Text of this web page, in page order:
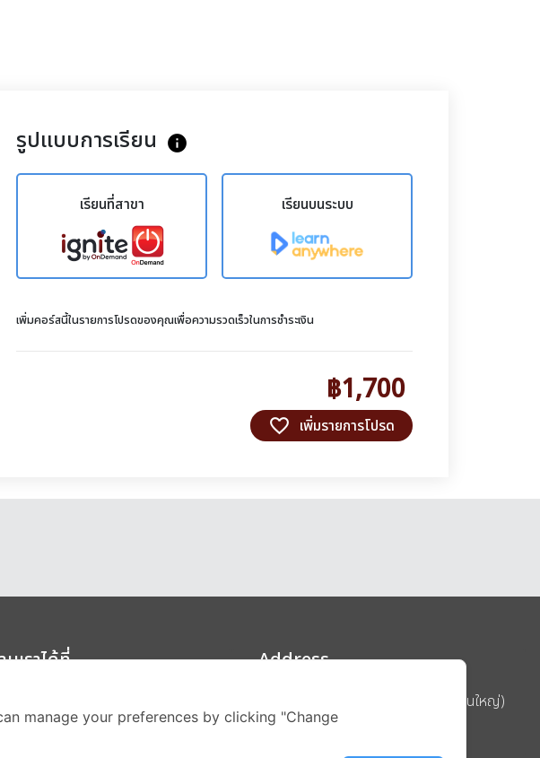
รูปแบบการเรียน info
เรียนที่สาขา เรียนบนระบบ
เพิ่มคอร์สนี้ในรายการโปรดของคุณเพื่อความรวดเร็วในการชำระเงิน
฿1,700
favorite_border เพิ่มรายการโปรด
เราได้ที่ Address
บริษัท อิกไนท์ เอ สตาร์ จำกัด (สำนักงานใหญ่)
ignite สาขา MBK Tower ชั้น 15
manage your preferences by clicking "Change